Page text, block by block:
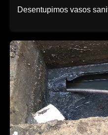
Desentupimos vasos